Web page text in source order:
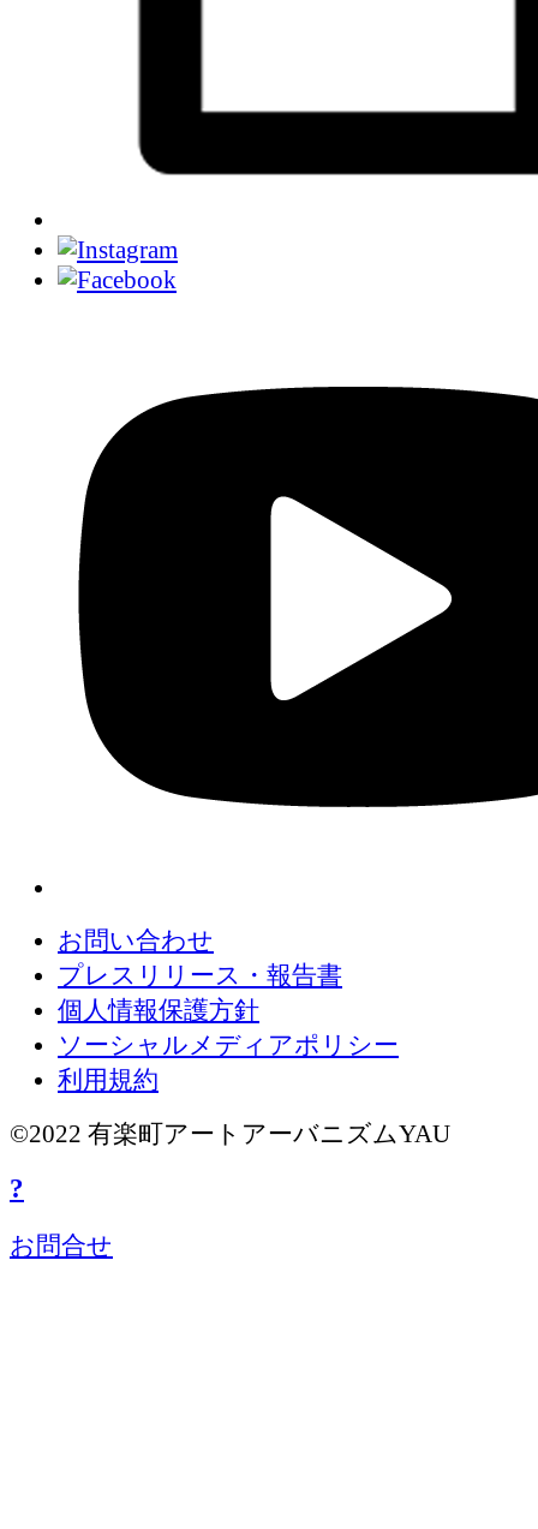
お問い合わせ
プレスリリース・報告書
個人情報保護方針
ソーシャルメディアポリシー
利用規約
©2022 有楽町アートアーバニズムYAU
?
お問合せ